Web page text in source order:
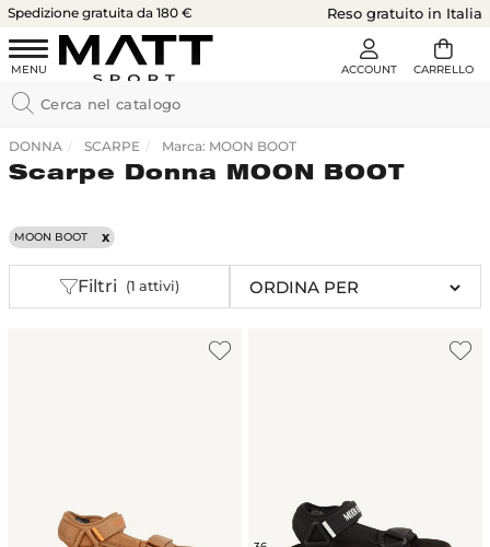
Spedizione gratuita da 180 € Reso gratuito in Italia
DONNA SCARPE Marca: MOON BOOT
Scarpe Donna MOON BOOT
MOON BOOT
Filtri (1 attivi)